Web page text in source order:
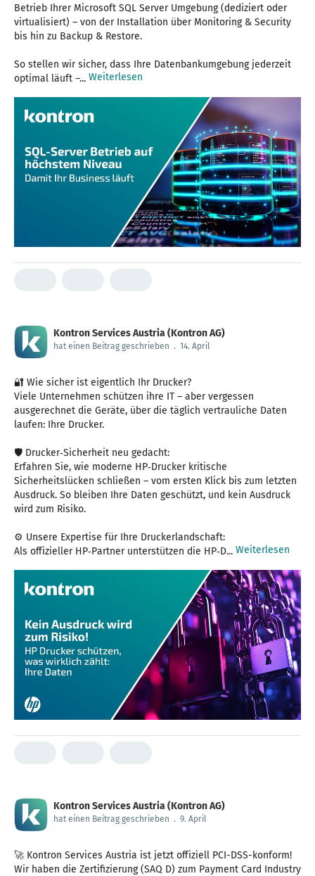
Betrieb Ihrer Microsoft SQL Server Umgebung (dediziert oder
virtualisiert) – von der Installation über Monitoring & Security
bis hin zu Backup & Restore.
So stellen wir sicher, dass Ihre Datenbankumgebung jederzeit
optimal läuft –... Weiterlesen
Kontron Services Austria (Kontron AG)
hat einen Beitrag geschrieben . 14. April
🔐 Wie sicher ist eigentlich Ihr Drucker?
Viele Unternehmen schützen ihre IT – aber vergessen
ausgerechnet die Geräte, über die täglich vertrauliche Daten
laufen: Ihre Drucker.
🛡️ Drucker‑Sicherheit neu gedacht:
Erfahren Sie, wie moderne HP‑Drucker kritische
Sicherheitslücken schließen – vom ersten Klick bis zum letzten
Ausdruck. So bleiben Ihre Daten geschützt, und kein Ausdruck
wird zum Risiko.
⚙️ Unsere Expertise für Ihre Druckerlandschaft:
Als offizieller HP‑Partner unterstützen die HP‑D... Weiterlesen
Kontron Services Austria (Kontron AG)
hat einen Beitrag geschrieben . 9. April
🚀 Kontron Services Austria ist jetzt offiziell PCI-DSS-konform!
Wir haben die Zertifizierung (SAQ D) zum Payment Card Industry